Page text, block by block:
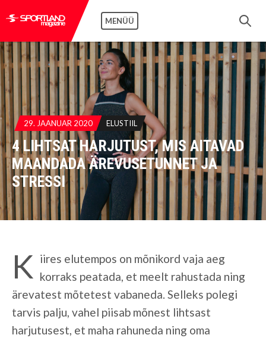
MENÜÜ
29. JAANUAR 2020 ELUSTIIL
4 LIHTSAT HARJUTUST, MIS AITAVAD
MAANDADA ÄREVUSETUNNET JA
STRESSI
K iires elutempos on mõnikord vaja aeg
korraks peatada, et meelt rahustada ning
ärevatest mõtetest vabaneda. Selleks polegi
tarvis palju, vahel piisab mõnest lihtsast
harjutusest, et maha rahuneda ning oma